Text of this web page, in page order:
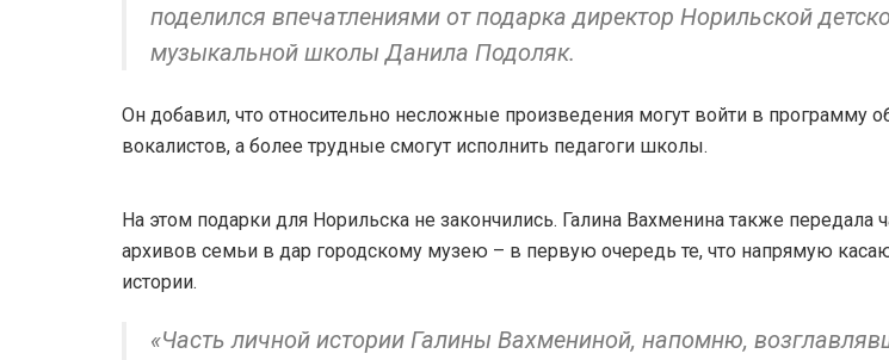
поделился впечатлениями от подарка директор Норильской
музыкальной школы Данила Подоляк.
Он добавил, что относительно несложные произведения могут войти в программу
вокалистов, а более трудные смогут исполнить педагоги школы.
На этом подарки для Норильска не закончились. Галина Вахменина также передала
архивов семьи в дар городскому музею – в первую очередь те, что напрямую
истории.
«Часть личной истории Галины Вахмениной, напомню,